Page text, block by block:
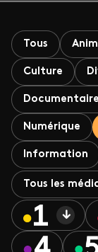
Tous
Culture
Numérique
Information
Tous les